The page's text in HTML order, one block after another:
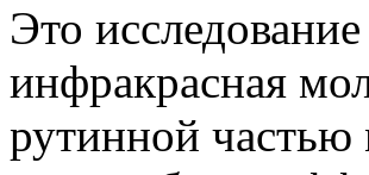
Это
инфракрасная
рутинной частью